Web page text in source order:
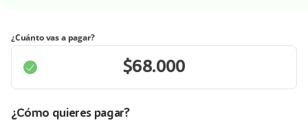
¿Cuánto vas a pagar?
¿Cómo quieres pagar?